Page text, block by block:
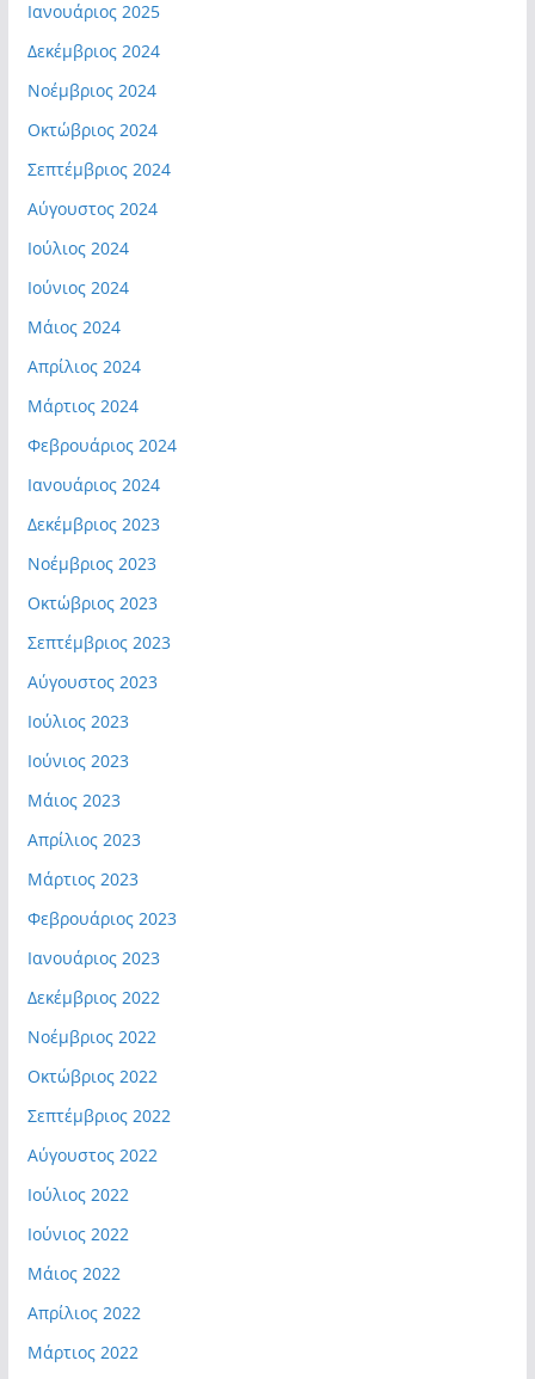
Ιανουάριος 2025
Δεκέμβριος 2024
Νοέμβριος 2024
Οκτώβριος 2024
Σεπτέμβριος 2024
Αύγουστος 2024
Ιούλιος 2024
Ιούνιος 2024
Μάιος 2024
Απρίλιος 2024
Μάρτιος 2024
Φεβρουάριος 2024
Ιανουάριος 2024
Δεκέμβριος 2023
Νοέμβριος 2023
Οκτώβριος 2023
Σεπτέμβριος 2023
Αύγουστος 2023
Ιούλιος 2023
Ιούνιος 2023
Μάιος 2023
Απρίλιος 2023
Μάρτιος 2023
Φεβρουάριος 2023
Ιανουάριος 2023
Δεκέμβριος 2022
Νοέμβριος 2022
Οκτώβριος 2022
Σεπτέμβριος 2022
Αύγουστος 2022
Ιούλιος 2022
Ιούνιος 2022
Μάιος 2022
Απρίλιος 2022
Μάρτιος 2022